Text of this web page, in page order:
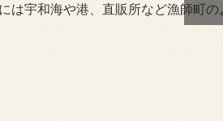
は宇和海や港、直販所など漁師町の